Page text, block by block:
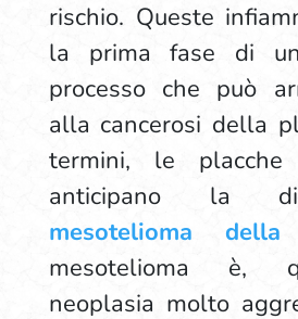
rischio. Queste
la prima fase di
processo che può
alla cancerosi della
termini, le
anticipano la
mesotelioma
mesotelioma è,
neoplasia molto